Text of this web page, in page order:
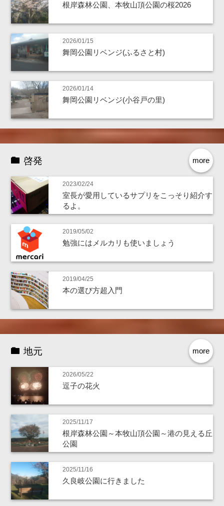
根岸森林公園、本牧山頂公園の桜2026
2026/01/15
舞岡公園リベンジ(ふるさと村)
2026/01/14
舞岡公園リベンジ(小谷戸の里)
more
啓発
2023/02/24
室長が愛用しているサプリをこっそり紹介す
るよ。
2019/05/02
勉強にはメルカリも使いましょう
2019/04/25
本の選び方超入門
more
地元
2026/05/22
逗子の花火
2025/11/17
根岸森林公園～本牧山頂公園～港の見える丘
公園
2025/11/16
久良岐公園に行きました